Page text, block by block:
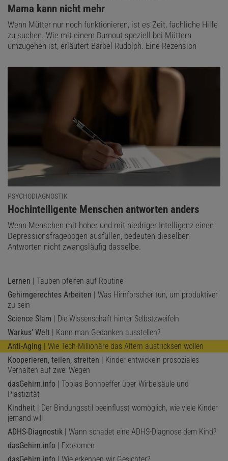
:
Mama kann nicht mehr
Wenn Mütter nur noch funktionieren, ist es Zeit, fachliche Hilfe
zu suchen. Wie mit einem Burnout speziell bei Müttern
umzugehen ist, erläutert Bärbel Rudolph. Eine Rezension
PSYCHODIAGNOSTIK
:
Hochintelligente Menschen antworten anders
Wenn Menschen mit hoher und mit niedriger Intelligenz einen
Depressionsfragebogen ausfüllen, bedeuten dieselben
Antworten nicht zwangsläufig dasselbe.
Lernen | Tauben pfeifen auf Routine
Gehirngerechtes Arbeiten | Was Hirnforscher tun, um produktiver
zu sein
Science Slam | Die Wissenschaft hinter Selbstzweifeln
Warkus’ Welt | Kann man Gedanken ausstellen?
Anti-Aging | Wie Tech-Millionäre das Altern austricksen wollen
Kooperieren, teilen, streiten | Kinder entwickeln prosoziales
Verhalten auf zwei Wegen
dasGehirn.info | Tobias Bonhoeffer über Wirbelsäule und
Plastizität
Kindheit | Der Bindungsstil beeinflusst womöglich, wie viele Kinder
jemand will
ADHS-Diagnostik | Wann schadet eine ADHS-Diagnose dem Kind?
dasGehirn.info | Exosomen